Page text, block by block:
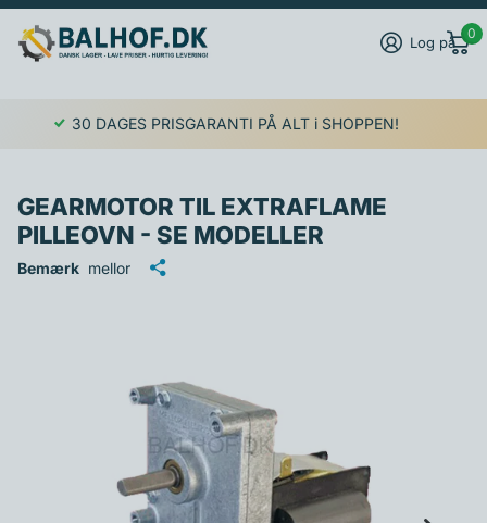
Log på
0
30 DAGES PRISGARANTI PÅ ALT i SHOPPEN!
GEARMOTOR TIL EXTRAFLAME
PILLEOVN - SE MODELLER
Bemærk mellor